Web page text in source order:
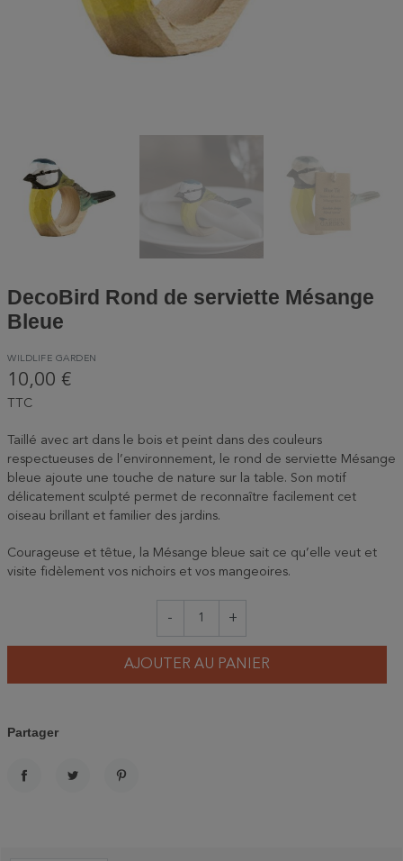
DecoBird Rond de serviette Mésange
Bleue
WILDLIFE GARDEN
10,00 €
TTC
Taillé avec art dans le bois et peint dans des couleurs
respectueuses de l’environnement, le rond de serviette Mésange
bleue ajoute une touche de nature sur la table. Son motif
délicatement sculpté permet de reconnaître facilement cet
oiseau brillant et familier des jardins.
Courageuse et têtue, la Mésange bleue sait ce qu’elle veut et
visite fidèlement vos nichoirs et vos mangeoires.
- +
AJOUTER AU PANIER
Partager